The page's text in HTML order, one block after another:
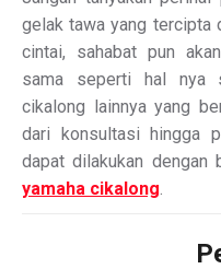
gelak tawa yang tercipta
cintai, sahabat pun
sama seperti hal nya
cikalong lainnya yang
dari konsultasi hingga
dapat dilakukan dengan
yamaha cikalong.